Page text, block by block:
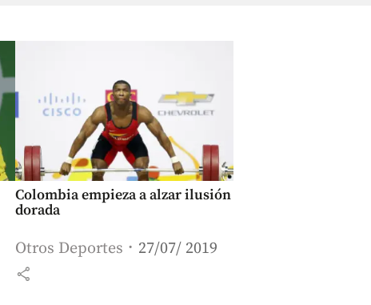
Colombia empieza a alzar ilusión
dorada
Otros Deportes 27/07/ 2019
share